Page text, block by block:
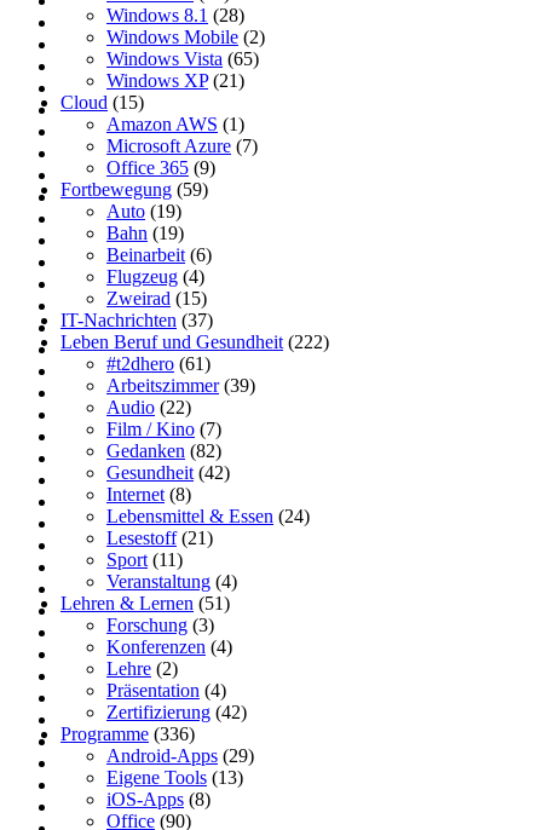
Windows 8.1 (28)
Windows Mobile (2)
Windows Vista (65)
Windows XP(21)
Cloud (15)
Amazon AWS (1)
Microsoft Azure (7)
Office 365 (9)
Fortbewegung (59)
Auto (19)
Bahn (19)
Beinarbeit (6)
Flugzeug (4)
Zweirad (15)
IT-Nachrichten (37)
Leben Beruf und Gesundheit (222)
#t2dhero (61)
Arbeitszimmer(39)
Audio (22)
Film / Kino (7)
Gedanken (82)
Gesundheit (42)
Internet (8)
Lebensmittel & Essen (24)
Lesestoff(21)
Sport (11)
Veranstaltung (4)
Lehren & Lernen (51)
Forschung (3)
Konferenzen (4)
Lehre (2)
Präsentation (4)
Zertifizierung (42)
Programme (336)
Android-Apps (29)
Eigene Tools (13)
iOS-Apps (8)
Office (90)